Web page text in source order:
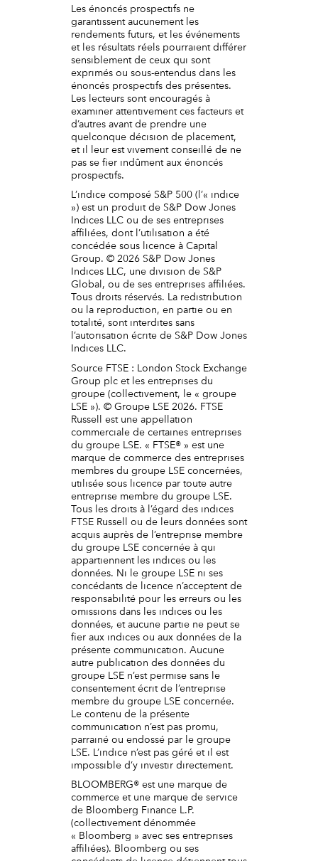
Les énoncés prospectifs ne
garantissent aucunement les
rendements futurs, et les événements
et les résultats réels pourraient différer
sensiblement de ceux qui sont
exprimés ou sous-entendus dans les
énoncés prospectifs des présentes.
Les lecteurs sont encouragés à
examiner attentivement ces facteurs et
d’autres avant de prendre une
quelconque décision de placement,
et il leur est vivement conseillé de ne
pas se fier indûment aux énoncés
prospectifs.
L’indice composé S&P 500 (l’« indice
») est un produit de S&P Dow Jones
Indices LLC ou de ses entreprises
affiliées, dont l’utilisation a été
concédée sous licence à Capital
Group. © 2026 S&P Dow Jones
Indices LLC, une division de S&P
Global, ou de ses entreprises affiliées.
Tous droits réservés. La redistribution
ou la reproduction, en partie ou en
totalité, sont interdites sans
l’autorisation écrite de S&P Dow Jones
Indices LLC.
Source FTSE : London Stock Exchange
Group plc et les entreprises du
groupe (collectivement, le « groupe
LSE »). © Groupe LSE 2026. FTSE
Russell est une appellation
commerciale de certaines entreprises
du groupe LSE. « FTSE® » est une
marque de commerce des entreprises
membres du groupe LSE concernées,
utilisée sous licence par toute autre
entreprise membre du groupe LSE.
Tous les droits à l’égard des indices
FTSE Russell ou de leurs données sont
acquis auprès de l’entreprise membre
du groupe LSE concernée à qui
appartiennent les indices ou les
données. Ni le groupe LSE ni ses
concédants de licence n’acceptent de
responsabilité pour les erreurs ou les
omissions dans les indices ou les
données, et aucune partie ne peut se
fier aux indices ou aux données de la
présente communication. Aucune
autre publication des données du
groupe LSE n’est permise sans le
consentement écrit de l’entreprise
membre du groupe LSE concernée.
Le contenu de la présente
communication n’est pas promu,
parrainé ou endossé par le groupe
LSE. L’indice n’est pas géré et il est
impossible d’y investir directement.
BLOOMBERG® est une marque de
commerce et une marque de service
de Bloomberg Finance L.P.
(collectivement dénommée
« Bloomberg » avec ses entreprises
affiliées). Bloomberg ou ses